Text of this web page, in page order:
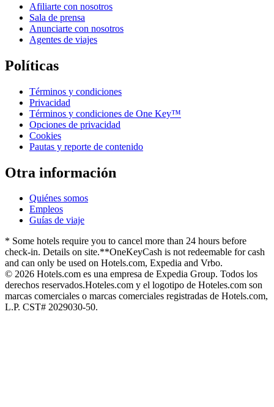
Afiliarte con nosotros
Sala de prensa
Anunciarte con nosotros
Agentes de viajes
Políticas
Términos y condiciones
Privacidad
Términos y condiciones de One Key™
Opciones de privacidad
Cookies
Pautas y reporte de contenido
Otra información
Quiénes somos
Empleos
Guías de viaje
* Some hotels require you to cancel more than 24 hours before
check-in. Details on site.**OneKeyCash is not redeemable for cash
and can only be used on Hotels.com, Expedia and Vrbo.
© 2026 Hotels.com es una empresa de Expedia Group. Todos los
derechos reservados.Hoteles.com y el logotipo de Hoteles.com son
marcas comerciales o marcas comerciales registradas de Hotels.com,
L.P. CST# 2029030-50.